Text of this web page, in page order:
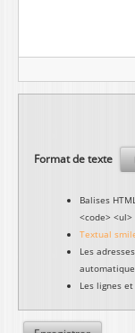
Format de texte
Balises
<code>
Textual
Les
Les lignes